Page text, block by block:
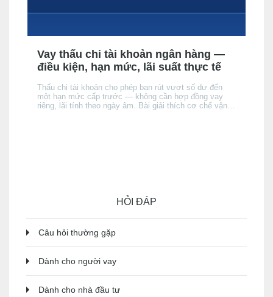
Vay thấu chi tài khoản ngân hàng —
điều kiện, hạn mức, lãi suất thực tế
Thấu chi tài khoản cho phép bạn rút vượt số dư đến
một hạn mức cấp trước — không cần hợp đồng vay
riêng, lãi tính theo ngày âm. Bài giải thích cơ chế vận
HỎI ĐÁP
Câu hỏi thường gặp
Dành cho người vay
Dành cho nhà đầu tư